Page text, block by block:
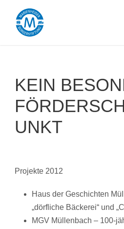
KEIN
UNKT
Projekte 2012
Haus der Geschichten
„dörfliche Bäckerei“ und
MGV Müllenbach – 100-